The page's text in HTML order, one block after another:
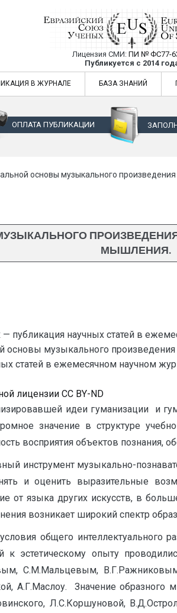
Евразийский Союз
Лицензия СМИ: ПИ № ФС77-
Публикуется с 2014
Союз Ученых — публикация
В ЖУРНАЛЕ БАЗА ЗНАНИЙ
ОПЛАТА ПУБЛИКАЦИИ
основы музыкального
МЫШЛЕНИЯ.
публикация научных статей в
основы музыкального
статей в ежемесячном научном
лицензии CC BY-ND
идеи гуманизации и
значение в структуре
восприятия объектов познания,
инструмент музыкально-
и оценить выразительные
от языка других искусств, в
возникает широкий спектр
общего интеллектуального
к эстетическому опыту
С.М.Мальцевым,
A.Г.Маслоу. Значение
Л.С.Коршуновой,